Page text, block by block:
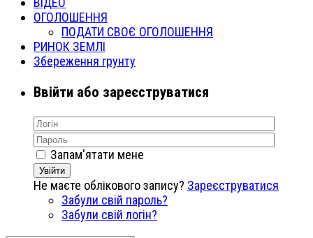
ОГОЛОШЕННЯ
ПОДАТИ СВОЄ ОГОЛОШЕННЯ
РИНОК ЗЕМЛІ
Збереження грунту
Ввійти або зареєструватися
Запам'ятати мене
Увійти
Не маєте облікового запису? Зареєструватися
Забули свій пароль?
Забули свій логін?